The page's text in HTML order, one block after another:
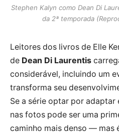
Stephen Kalyn como Dean Di
da 2ª temporada
Leitores dos livros de Elle
de Dean Di Laurentis
considerável, incluindo um
transforma seu
Se a série optar por adaptar
nas fotos pode ser uma
caminho mais denso — mas